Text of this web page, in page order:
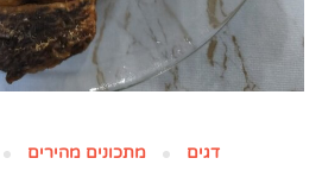
דגים מתכונים מהירים